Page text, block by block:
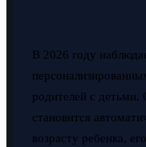
В 2026 году
родителей с
становится
возрасту ребенка,